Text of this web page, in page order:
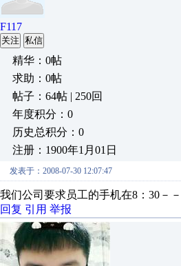
F117
关注 私信
精华：0帖
求助：0帖
帖子：64帖 | 250回
年度积分：0
历史总积分：0
注册：1900年1月01日
发表于：2008-07-30 12:07:47
我们公司要求员工的手机在8：30－
回复 引用 举报